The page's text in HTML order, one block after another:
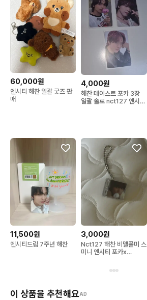
60,000원
엔시티 해찬 일괄 굿즈 판
매
4,000원
해찬 테이스트 포카 3장
일괄 솔로 nct127 엔시티
11,500원
엔시티드림 7주년 해찬
3,000원
Nct127 해찬 비델폴미 스
미니 엔시티 포카x
이 상품을 추천해요AD